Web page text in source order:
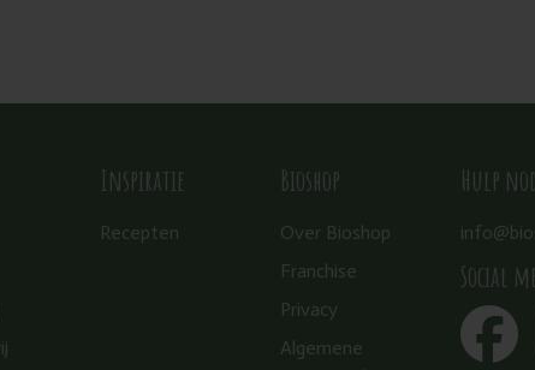
Inspiratie
Recepten
Bioshop
Over Bioshop
Franchise
Privacy
Algemene
Hulp
Social